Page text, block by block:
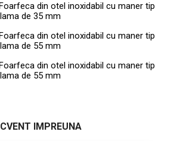
din otel inoxidabil cu maner tip
de 35 mm
din otel inoxidabil cu maner tip
de 55 mm
din otel inoxidabil cu maner tip
de 55 mm
IMPREUNA